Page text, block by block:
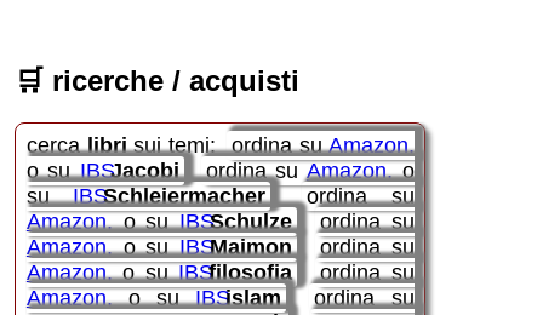
🛒 ricerche / acquisti
cercalibrisui temi: ordina suAmazon
o suIBSJacobi ordina suAmazon o
suIBSSchleiermacher
ordina su
Amazon o suIBSSchulze
ordina su
Amazon o suIBSMaimon
ordina su
Amazon o suIBSfilosofia
ordina su
Amazon o suIBSislam
ordina su